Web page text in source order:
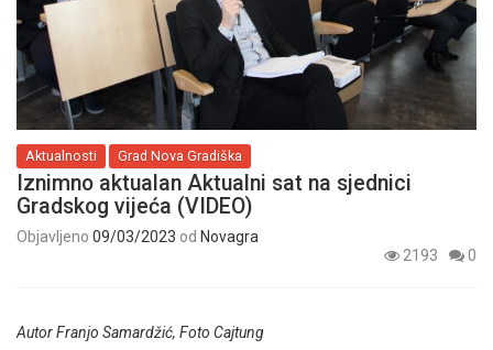
Aktualnosti Grad Nova Gradiška
Iznimno aktualan Aktualni sat na sjednici
Gradskog vijeća (VIDEO)
Objavljeno 09/03/2023 od Novagra
2193
0
Autor Franjo Samardžić, Foto Cajtung